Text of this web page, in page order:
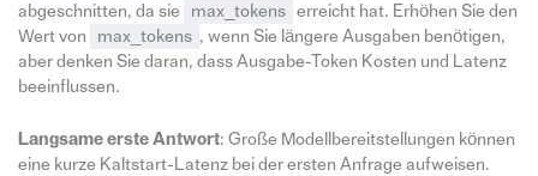
abgeschnitten, da sie
max_tokens
erreicht hat. Erhöhen Sie den
Wert von
max_tokens , wenn Sie längere Ausgaben benötigen,
aber denken Sie daran, dass Ausgabe-Token Kosten und Latenz
beeinflussen.
Langsame erste Antwort: Große Modellbereitstellungen können
eine kurze Kaltstart-Latenz bei der ersten Anfrage aufweisen.